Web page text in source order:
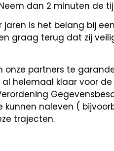
dan 2 minuten de
jaren is het belang bij
graag terug dat zij
onze partners te
helemaal klaar voor
naleven (
trajecten.